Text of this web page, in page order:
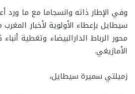
وفي الإطار ذاته وانسجاما مع ما ورد
سيطايل بإعطاء الأولوية لأخبار
محور الرباط الدارالبيضاء وتغطية
الأمازيغي.
زميلتي سميرة سيطايل،